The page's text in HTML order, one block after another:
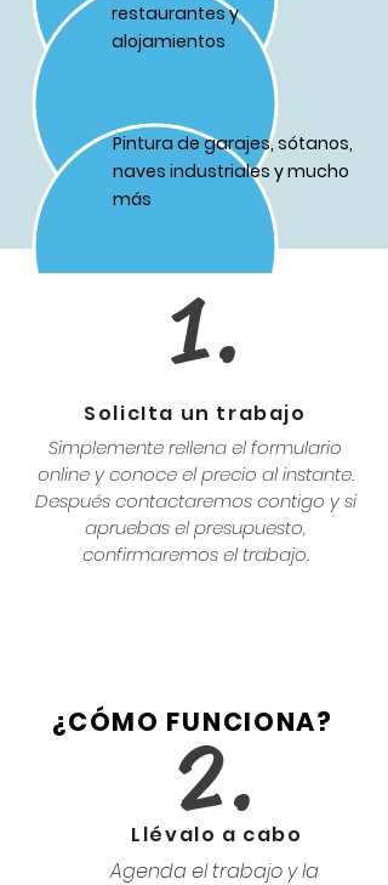
restaurantes y
alojamientos
Pintura de garajes, sótanos,
naves industriales y mucho
más
1.
SolicIta un trabajo
Simplemente rellena el formulario
online y conoce el precio al instante.
Después contactaremos contigo y si
apruebas el presupuesto,
confirmaremos el trabajo.
¿CÓMO FUNCIONA?
2.
Llévalo a cabo
Agenda el trabajo y la